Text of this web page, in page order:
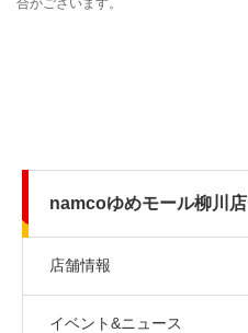
namcoゆめモール柳川店
店舗情報
イベント&ニュース